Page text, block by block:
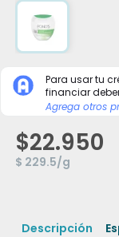
Para usar tu
financiar
Agrega otros
$22.950
$ 229.5/g
Descripción